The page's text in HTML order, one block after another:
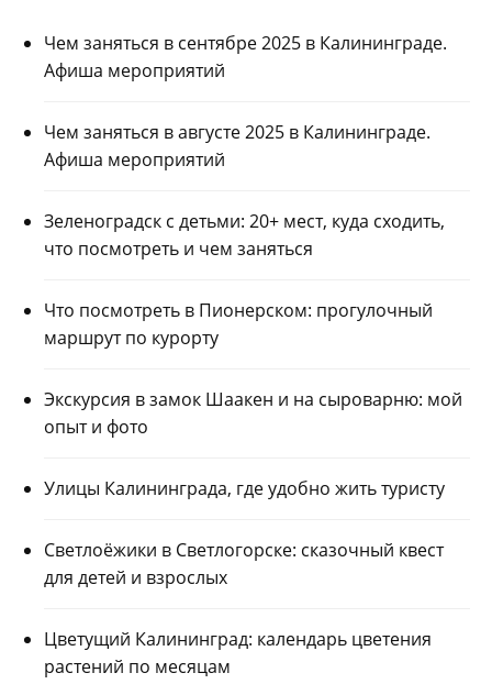
Чем заняться в сентябре 2025 в Калининграде.
Афиша мероприятий
Чем заняться в августе 2025 в Калининграде.
Афиша мероприятий
Зеленоградск с детьми: 20+ мест, куда сходить,
что посмотреть и чем заняться
Что посмотреть в Пионерском: прогулочный
маршрут по курорту
Экскурсия в замок Шаакен и на сыроварню: мой
опыт и фото
Улицы Калининграда, где удобно жить туристу
Светлоёжики в Светлогорске: сказочный квест
для детей и взрослых
Цветущий Калининград: календарь цветения
растений по месяцам